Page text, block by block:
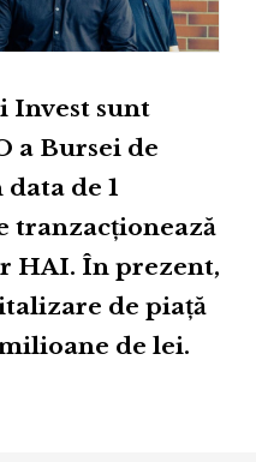
Invest sunt
a Bursei de
de 1
tranzacționează
HAI. În prezent,
de piață
de lei.